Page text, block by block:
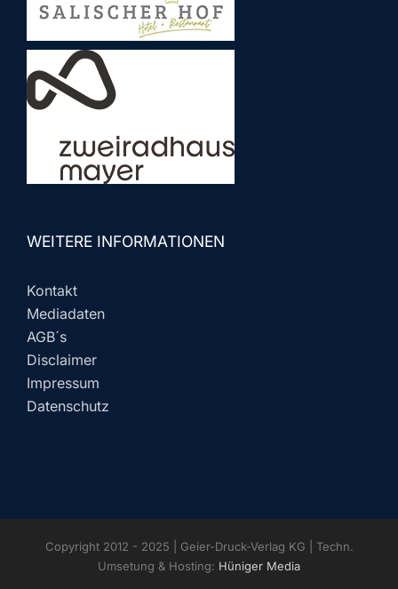
WEITERE INFORMATIONEN
Kontakt
Mediadaten
AGB´s
Disclaimer
Impressum
Datenschutz
Copyright 2012 - 2025 | Geier-Druck-Verlag KG | Techn.
Umsetung & Hosting: Hüniger Media